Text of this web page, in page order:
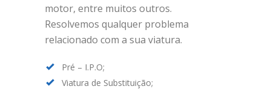
motor, entre muitos outros.
Resolvemos qualquer problema
relacionado com a sua viatura.
Pré – I.P.O;
Viatura de Substituição;